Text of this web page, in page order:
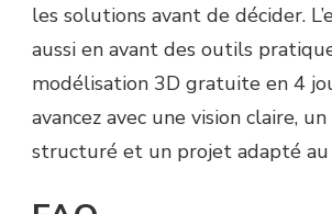
les solutions avant de décider.
aussi en avant des outils
modélisation 3D gratuite en 4
avancez avec une vision claire, un
structuré et un projet adapté au